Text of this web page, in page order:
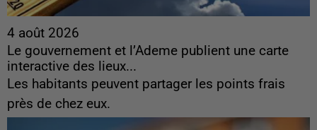
4 août 2026
Le gouvernement et l’Ademe publient une carte
interactive des lieux...
Les habitants peuvent partager les points frais
près de chez eux.